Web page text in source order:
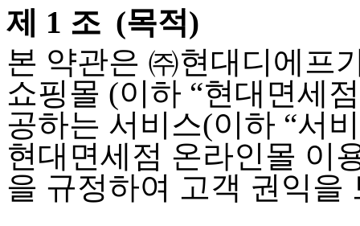
제 1 조 (목적)
본 약관은 ㈜현대디에프
쇼핑몰 (이하 “현대면세
공하는 서비스(이하 “서
현대면세점 온라인몰 이
을 규정하여 고객 권익을